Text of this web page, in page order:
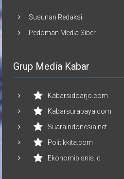
Susunan Redaksi
Pedoman Media Siber
Grup Media Kabar
Kabarsidoarjo.com
Kabarsurabaya.com
Suaraindonesia.net
Politikkita.com
Ekonomibisnis.id